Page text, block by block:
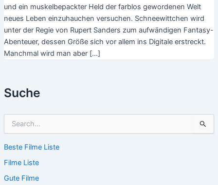
Suche
h
n
n
Beste Filme Liste
Filme Liste
Gute Filme
und ein muskelbepackter Held der farblos gewordenen Welt
neues Leben einzuhauchen versuchen. Schneewittchen wird
unter der Regie von Rupert Sanders zum aufwändigen Fantasy-
Abenteuer, dessen Größe sich vor allem ins Digitale erstreckt.
Manchmal wird man aber […]